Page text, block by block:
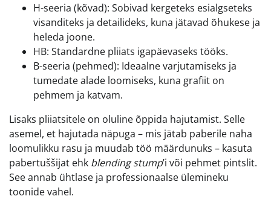
H-seeria (kõvad): Sobivad kergeteks esialgseteks
visanditeks ja detailideks, kuna jätavad õhukese ja
heleda joone.
HB: Standardne pliiats igapäevaseks tööks.
B-seeria (pehmed): Ideaalne varjutamiseks ja
tumedate alade loomiseks, kuna grafiit on
pehmem ja katvam.
Lisaks pliiatsitele on oluline õppida hajutamist. Selle
asemel, et hajutada näpuga – mis jätab paberile naha
loomulikku rasu ja muudab töö määrdunuks – kasuta
pabertuššijat ehk blending stump’i või pehmet pintslit.
See annab ühtlase ja professionaalse ülemineku
toonide vahel.